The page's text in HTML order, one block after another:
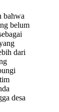
bahwa
belum
dari
desa